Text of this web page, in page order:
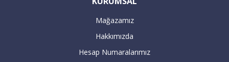
Servis yetkilileri sizden randevu alarak
Mağazamız
Hakkımızda
Hesap Numaralarımız